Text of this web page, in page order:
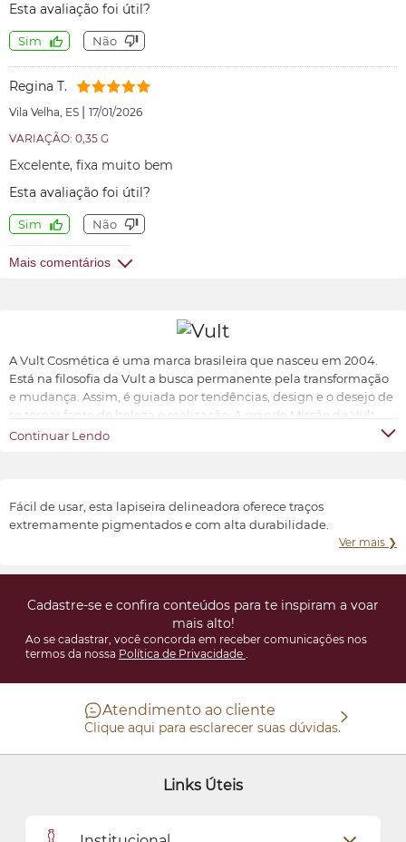
Esta avaliação foi útil?
Sim Não
Regina T.
Vila Velha, ES | 17/01/2026
VARIAÇÃO: 0,35 G
Excelente, fixa muito bem
Esta avaliação foi útil?
Sim Não
Mais comentários
A Vult Cosmética é uma marca brasileira que nasceu em 2004.
Está na filosofia da Vult a busca permanente pela transformação
e mudança. Assim, é guiada por tendências, design e o desejo de
se tornar fonte de beleza e realização. A grande Missão da Vult
Cosmética é oferecer ao universo feminino a possibilidade de ter
Continuar Lendo
Fácil de usar, esta lapiseira delineadora oferece traços
extremamente pigmentados e com alta durabilidade.
Ver mais ❯
Cadastre-se e confira conteúdos para te inspiram a voar
mais alto!
Ao se cadastrar, você concorda em receber comunicações nos
termos da nossa Política de Privacidade .
Atendimento ao cliente
Clique aqui para esclarecer suas dúvidas.
Links Úteis